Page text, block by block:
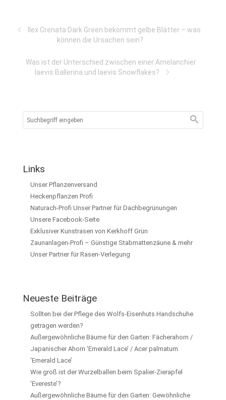
Ilex Crenata Dark Green bekommt gelbe Blätter – was
können die Ursachen sein?
Was ist der Unterschied zwischen einer Amelanchier
laevis Ballerina und laevis Snowflakes?
Links
Unser Pflanzenversand
Heckenpflanzen Profi
Naturach-Profi Unser Partner für Dachbegrünungen
Unsere Facebook-Seite
Exklusiver Kunstrasen von Kerkhoff Grün
Zaunanlagen-Profi – Günstige Stabmattenzäune & mehr
Unser Partner für Rasen-Verlegung
Neueste Beiträge
Sollten bei der Pflege des Wolfs-Eisenhuts Handschuhe
getragen werden?
Außergewöhnliche Bäume für den Garten: Fächerahorn /
Japanischer Ahorn ‘Emerald Lace’ / Acer palmatum
‘Emerald Lace’
Wie groß ist der Wurzelballen beim Spalier-Zierapfel
‘Evereste’?
Außergewöhnliche Bäume für den Garten: Gewöhnliche